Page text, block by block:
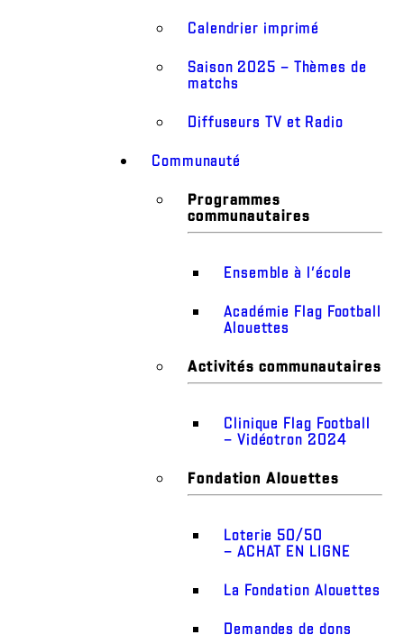
Calendrier imprimé
Saison 2025 – Thèmes de
matchs
Diffuseurs TV et Radio
Communauté
Programmes
communautaires
Ensemble à l’école
Académie Flag Football
Alouettes
Activités communautaires
Clinique Flag Football
– Vidéotron 2024
Fondation Alouettes
Loterie 50/50
– ACHAT EN LIGNE
La Fondation Alouettes
Demandes de dons